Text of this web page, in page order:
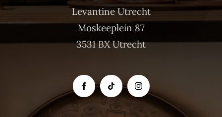
Levantine Utrecht
Moskeeplein 87
3531 BX Utrecht